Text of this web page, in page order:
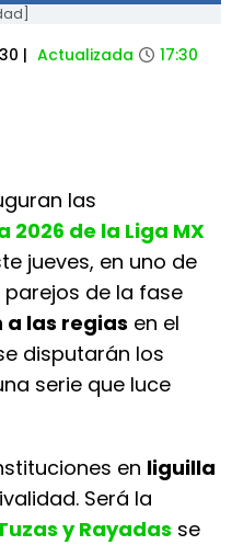
| Actualizada 17:30
las
de la Liga MX
jueves, en uno de
de la fase
a las regias en el
disputarán los
serie que luce
en liguilla
Será la
y Rayadas se